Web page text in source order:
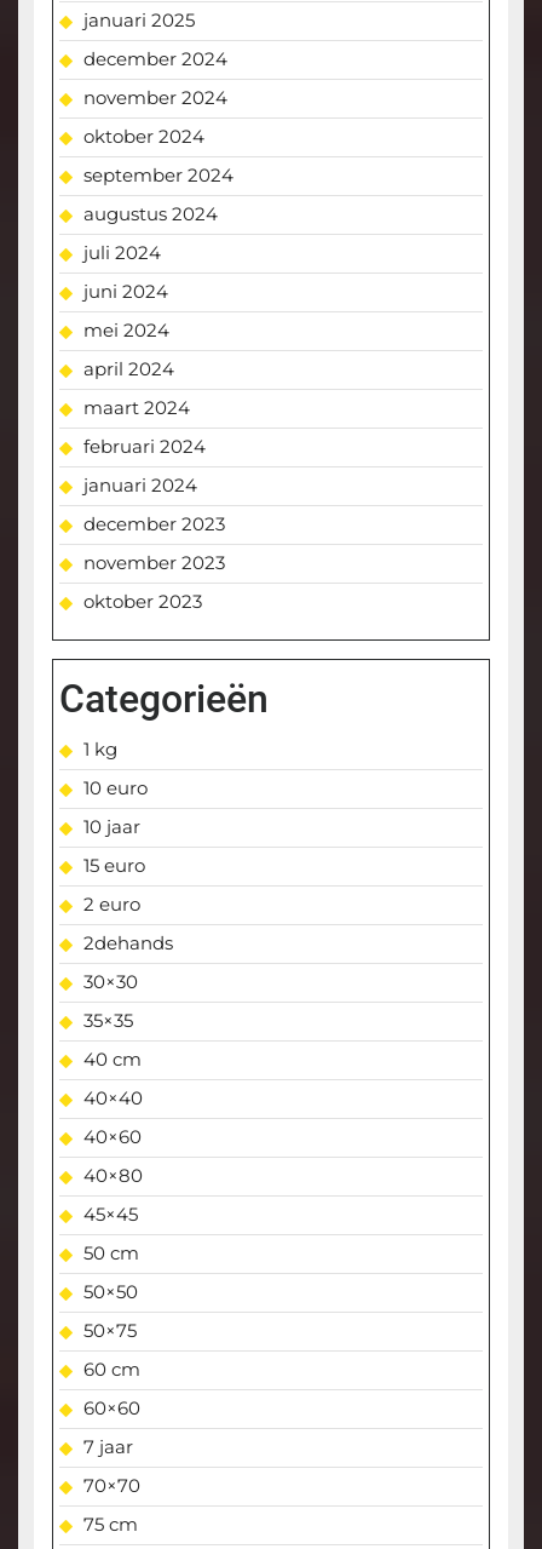
januari 2025
december 2024
november 2024
oktober 2024
september 2024
augustus 2024
juli 2024
juni 2024
mei 2024
april 2024
maart 2024
februari 2024
januari 2024
december 2023
november 2023
oktober 2023
Categorieën
1 kg
10 euro
10 jaar
15 euro
2 euro
2dehands
30×30
35×35
40 cm
40×40
40×60
40×80
45×45
50 cm
50×50
50×75
60 cm
60×60
7 jaar
70×70
75 cm